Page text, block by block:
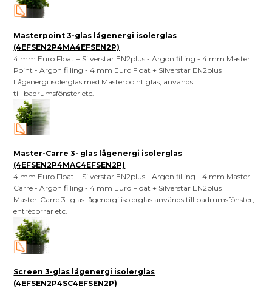
Masterpoint 3-glas lågenergi isolerglas
(4EFSEN2P4MA4EFSEN2P)
4 mm Euro Float + Silverstar EN2plus - Argon filling - 4 mm Master
Point - Argon filling - 4 mm Euro Float + Silverstar EN2plus
Lågenergi isolerglas med Masterpoint glas, används
till badrumsfönster etc.
Master-Carre 3- glas lågenergi isolerglas
(4EFSEN2P4MAC4EFSEN2P)
4 mm Euro Float + Silverstar EN2plus - Argon filling - 4 mm Master
Carre - Argon filling - 4 mm Euro Float + Silverstar EN2plus
Master-Carre 3- glas lågenergi isolerglas används till badrumsfönster,
entrédörrar etc.
Screen 3-glas lågenergi isolerglas
(4EFSEN2P4SC4EFSEN2P)